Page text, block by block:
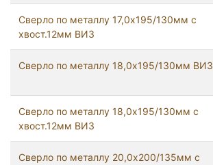
Сверло по металлу 17,0х195/130мм с
хвост.12мм ВИЗ
Сверло по металлу 18,0х195/130мм ВИЗ
Сверло по металлу 18,0х195/130мм с
хвост.12мм ВИЗ
Сверло по металлу 20,0х200/135мм с